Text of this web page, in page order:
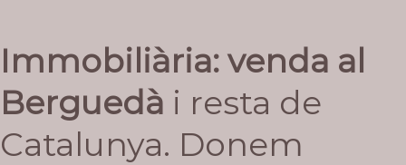
Immobiliària: venda al
Berguedà i resta de
Catalunya. Donem